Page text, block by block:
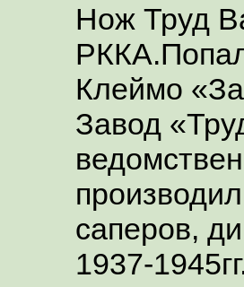
Нож Труд
Клеймо
Завод
саперов,
1937-